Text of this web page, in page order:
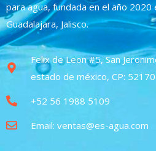
para agua, fundada en el año 2020
Guadalajara, Jalisco.
Felix de Leon #5, San
estado de méxico, CP: 52170
+52 56 1988 5109
Email: ventas@es-agua.com